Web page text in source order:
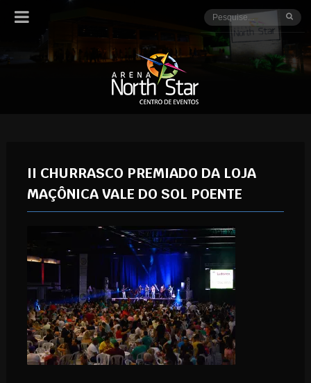
II CHURRASCO PREMIADO DA LOJA
MAÇÔNICA VALE DO SOL POENTE